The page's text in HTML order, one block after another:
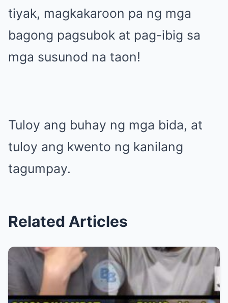
tiyak, magkakaroon pa ng mga
bagong pagsubok at pag-ibig sa
mga susunod na taon!
Tuloy ang buhay ng mga bida, at
tuloy ang kwento ng kanilang
tagumpay.
Related Articles